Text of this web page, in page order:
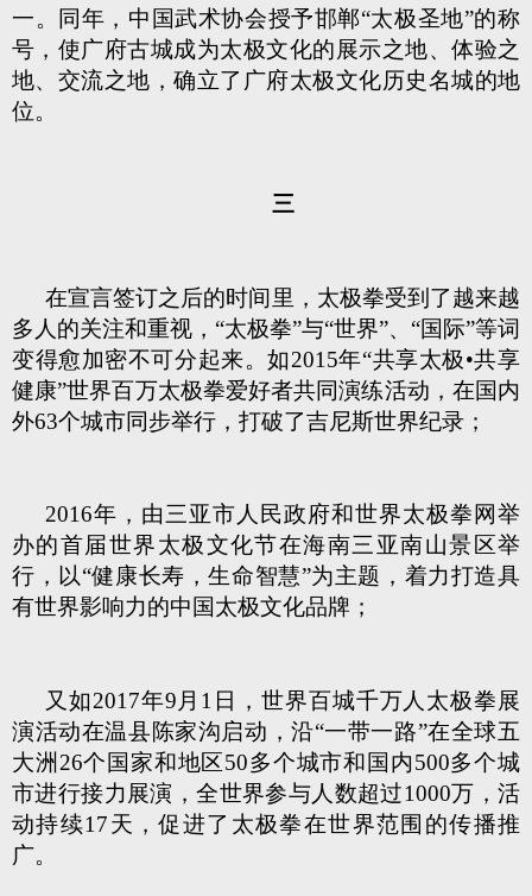
一。同年，中国武术协会授予邯郸“太极圣地”的称
号，使广府古城成为太极文化的展示之地、体验之
地、交流之地，确立了广府太极文化历史名城的地
位。
三
在宣言签订之后的时间里，太极拳受到了越来越
多人的关注和重视，“太极拳”与“世界”、“国际”等词
变得愈加密不可分起来。如2015年“共享太极•共享
健康”世界百万太极拳爱好者共同演练活动，在国内
外63个城市同步举行，打破了吉尼斯世界纪录；
2016年，由三亚市人民政府和世界太极拳网举
办的首届世界太极文化节在海南三亚南山景区举
行，以“健康长寿，生命智慧”为主题，着力打造具
有世界影响力的中国太极文化品牌；
又如2017年9月1日，世界百城千万人太极拳展
演活动在温县陈家沟启动，沿“一带一路”在全球五
大洲26个国家和地区50多个城市和国内500多个城
市进行接力展演，全世界参与人数超过1000万，活
动持续17天，促进了太极拳在世界范围的传播推
广。